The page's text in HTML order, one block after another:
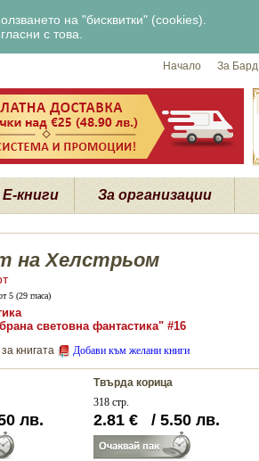
на "бисквитки" (cookies).
с това.
Начало За Бард
Е-книги За организации
на Хелстрьом
5 (29 гласа)
световна фантастика" #16
книгата Добави към желани книги
лв.
Твърда корица
318 стр.
2.81 € / 5.50 лв.